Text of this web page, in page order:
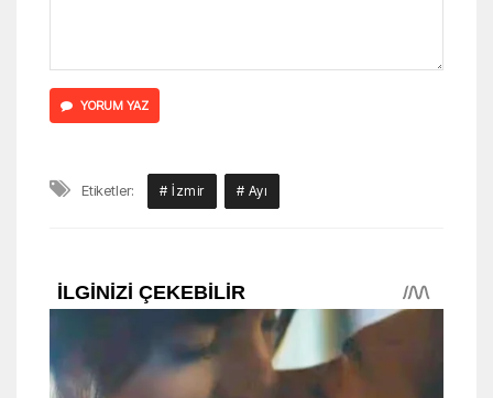
YORUM YAZ
Etiketler: # İzmir # Ayı